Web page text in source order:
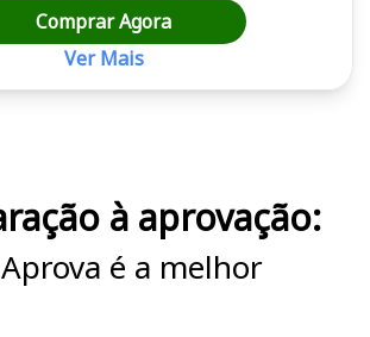
Comprar Agora
Ver Mais
à aprovação:
é a melhor